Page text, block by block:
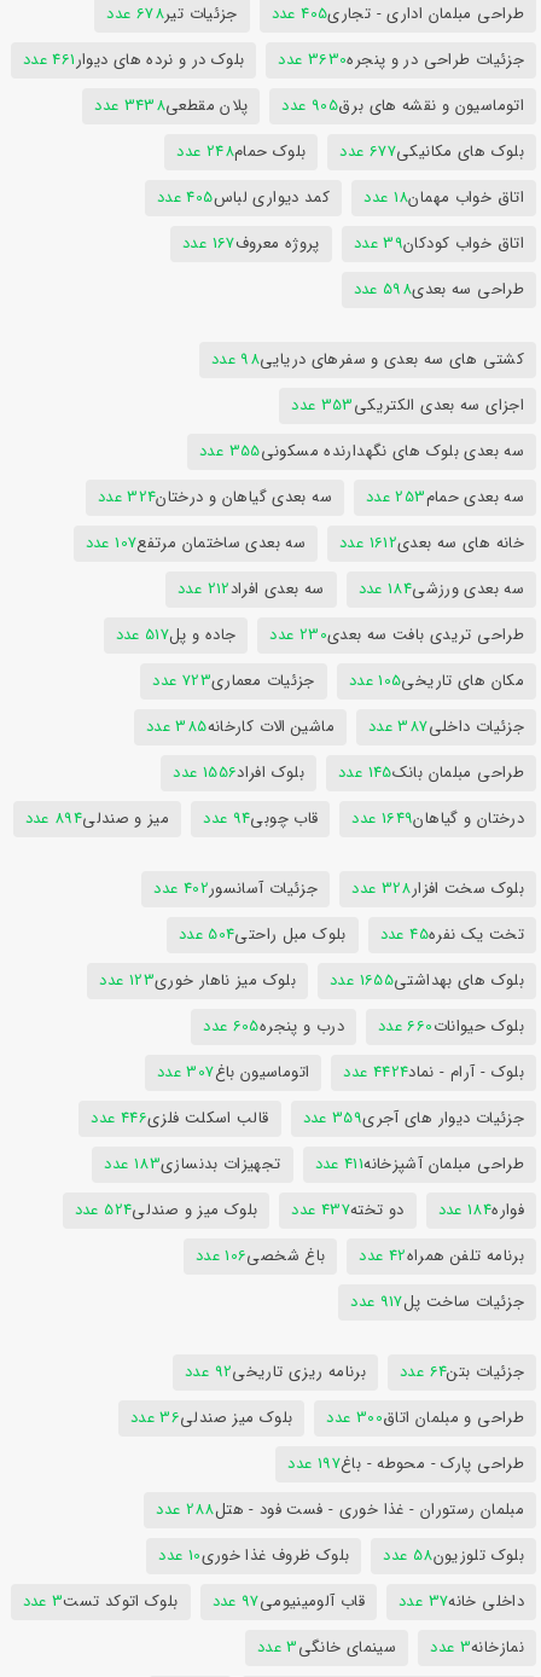
طراحی مبلمان اداری - تجاری405 عدد جزئیات تیر678 عدد
جزئیات طراحی در و پنجره3630 عدد بلوک در و نرده های دیوار461 عدد
اتوماسیون و نقشه های برق905 عدد پلان مقطعی3438 عدد
بلوک های مکانیکی677 عدد بلوک حمام248 عدد
اتاق خواب مهمان18 عدد کمد دیواری لباس405 عدد
اتاق خواب کودکان39 عدد پروژه معروف167 عدد
طراحی سه بعدی598 عدد
کشتی های سه بعدی و سفرهای دریایی98 عدد
اجزای سه بعدی الکتریکی353 عدد
سه بعدی بلوک های نگهدارنده مسکونی355 عدد
سه بعدی حمام253 عدد سه بعدی گیاهان و درختان324 عدد
خانه های سه بعدی1612 عدد سه بعدی ساختمان مرتفع107 عدد
سه بعدی ورزشی184 عدد سه بعدی افراد212 عدد
طراحی تریدی بافت سه بعدی230 عدد جاده و پل517 عدد
مکان های تاریخی105 عدد جزئیات معماری723 عدد
جزئیات داخلی387 عدد ماشین الات کارخانه385 عدد
طراحی مبلمان بانک145 عدد بلوک افراد1556 عدد
درختان و گیاهان1649 عدد قاب چوبی94 عدد میز و صندلی894 عدد
بلوک سخت افزار328 عدد جزئیات آسانسور402 عدد
تخت یک نفره45 عدد بلوک مبل راحتی504 عدد
بلوک های بهداشتی1655 عدد بلوک میز ناهار خوری123 عدد
بلوک حیوانات660 عدد درب و پنجره605 عدد
بلوک - آرام - نماد4424 عدد اتوماسیون باغ307 عدد
جزئیات دیوار های آجری359 عدد قالب اسکلت فلزی446 عدد
طراحی مبلمان آشپزخانه411 عدد تجهیزات بدنسازی183 عدد
فواره184 عدد دو تخته437 عدد بلوک میز و صندلی524 عدد
برنامه تلفن همراه42 عدد باغ شخصی106 عدد
جزئیات ساخت پل917 عدد
جزئیات بتن64 عدد برنامه ریزی تاریخی92 عدد
طراحی و مبلمان اتاق300 عدد بلوک میز صندلی36 عدد
طراحی پارک - محوطه - باغ197 عدد
مبلمان رستوران - غذا خوری - فست فود - هتل288 عدد
بلوک تلوزیون58 عدد بلوک ظروف غذا خوری10 عدد
داخلی خانه37 عدد قاب آلومینیومی97 عدد بلوک اتوکد تست3 عدد
نمازخانه3 عدد سینمای خانگی3 عدد